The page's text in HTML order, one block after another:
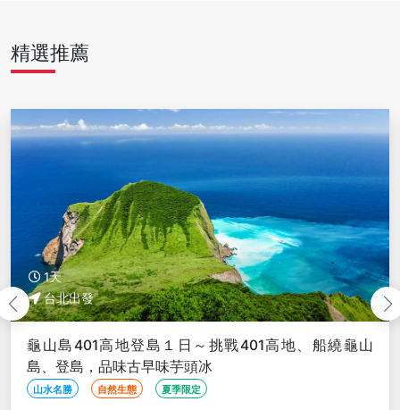
精選推薦
1天
台北出發
龜山島401高地登島１日～挑戰401高地、船繞龜山
島、登島，品味古早味芋頭冰
山水名勝 自然生態 夏季限定